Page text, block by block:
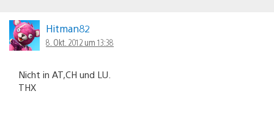
Hitman82
8. Okt. 2012 um 13:38
Nicht in AT,CH und LU.
THX